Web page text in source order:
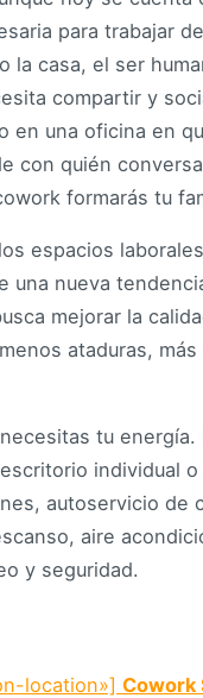
para trabajar
la casa, el ser
compartir y
en una oficina en
con quién
formarás tu
los espacios
una nueva
mejorar la
ataduras,
tu energía.
individual
autoservicio de
aire
y seguridad.
location»] Cowork